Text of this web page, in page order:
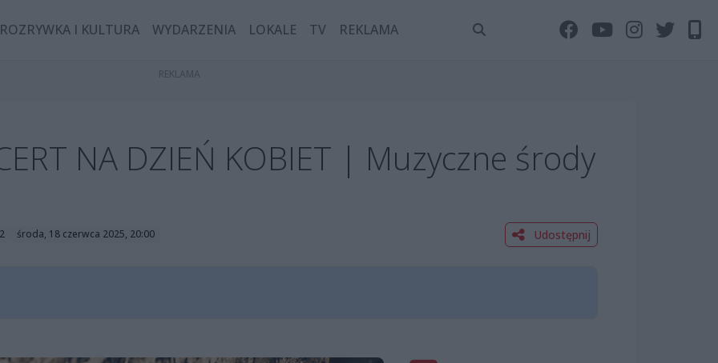
ROZRYWKA I KULTURA WYDARZENIA LOKALE TV REKLAMA
NA DZIEŃ KOBIET | Muzyczne środy
środa, 18 czerwca 2025, 20:00 Udostępnij